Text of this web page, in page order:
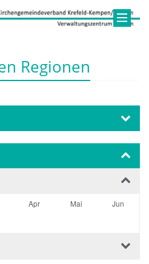
Regionen
Apr Mai
Jun